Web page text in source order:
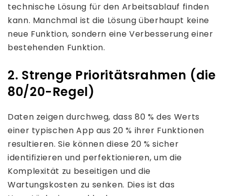
technische Lösung für den Arbeitsablauf finden
kann. Manchmal ist die Lösung überhaupt keine
neue Funktion, sondern eine Verbesserung einer
bestehenden Funktion.
2. Strenge Prioritätsrahmen (die
80/20-Regel)
Daten zeigen durchweg, dass 80 % des Werts
einer typischen App aus 20 % ihrer Funktionen
resultieren. Sie können diese 20 % sicher
identifizieren und perfektionieren, um die
Komplexität zu beseitigen und die
Wartungskosten zu senken. Dies ist das